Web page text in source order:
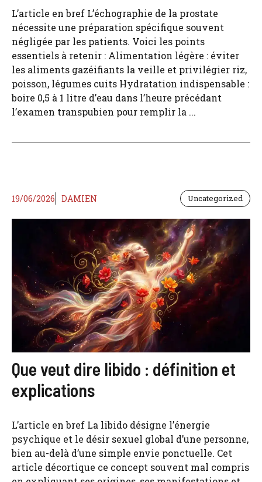
L’article en bref L’échographie de la prostate
nécessite une préparation spécifique souvent
négligée par les patients. Voici les points
essentiels à retenir : Alimentation légère : éviter
les aliments gazéifiants la veille et privilégier riz,
poisson, légumes cuits Hydratation indispensable :
boire 0,5 à 1 litre d’eau dans l’heure précédant
l’examen transpubien pour remplir la ...
19/06/2026 DAMIEN Uncategorized
Que veut dire libido : définition et
explications
L’article en bref La libido désigne l’énergie
psychique et le désir sexuel global d’une personne,
bien au-delà d’une simple envie ponctuelle. Cet
article décortique ce concept souvent mal compris